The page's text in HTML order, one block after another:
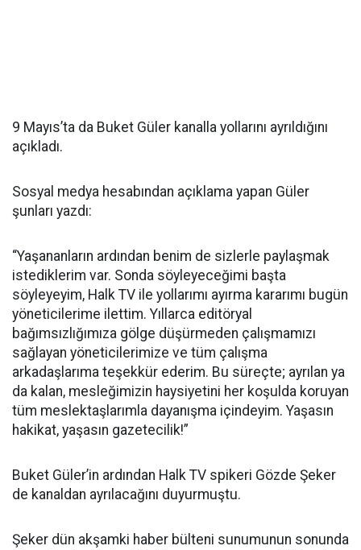
9 Mayıs’ta da Buket Güler kanalla yollarını ayrıldığını
açıkladı.
Sosyal medya hesabından açıklama yapan Güler
şunları yazdı:
“Yaşananların ardından benim de sizlerle paylaşmak
istediklerim var. Sonda söyleyeceğimi başta
söyleyeyim, Halk TV ile yollarımı ayırma kararımı bugün
yöneticilerime ilettim. Yıllarca editöryal
bağımsızlığımıza gölge düşürmeden çalışmamızı
sağlayan yöneticilerimize ve tüm çalışma
arkadaşlarıma teşekkür ederim. Bu süreçte; ayrılan ya
da kalan, mesleğimizin haysiyetini her koşulda koruyan
tüm meslektaşlarımla dayanışma içindeyim. Yaşasın
hakikat, yaşasın gazetecilik!”
Buket Güler’in ardından Halk TV spikeri Gözde Şeker
de kanaldan ayrılacağını duyurmuştu.
Şeker dün akşamki haber bülteni sunumunun sonunda